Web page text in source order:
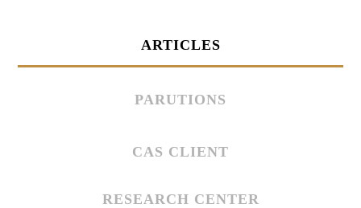
ARTICLES
PARUTIONS
CAS CLIENT
RESEARCH CENTER